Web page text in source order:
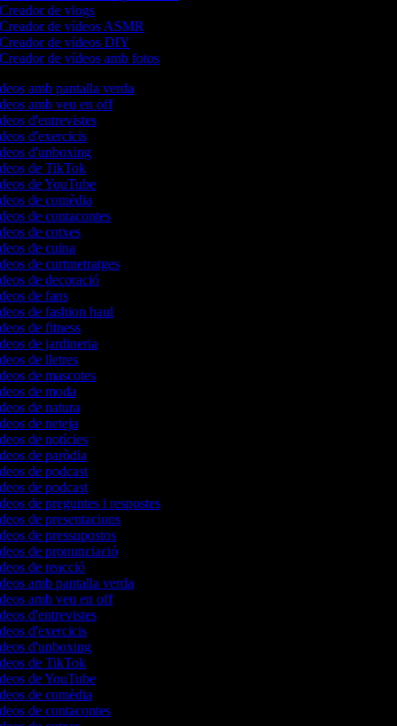
de vlogs
de vídeos ASMR
de vídeos DIY
de vídeos amb fotos
amb pantalla verda
amb veu en off
d'entrevistes
d'exercicis
d'unboxing
de TikTok
de YouTube
de comèdia
de contacontes
de cotxes
de cuina
de curtmetratges
de decoració
de fans
de fashion haul
de fitness
de jardineria
de lletres
de mascotes
de moda
de natura
de neteja
de notícies
de paròdia
de podcast
de podcast
de preguntes i respostes
de presentacions
de pressupostos
de pronunciació
de reacció
amb pantalla verda
amb veu en off
d'entrevistes
d'exercicis
d'unboxing
de TikTok
de YouTube
de comèdia
de contacontes